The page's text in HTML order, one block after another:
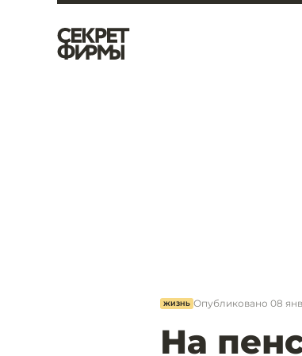
ЖИЗНЬ Опубликовано 08
На